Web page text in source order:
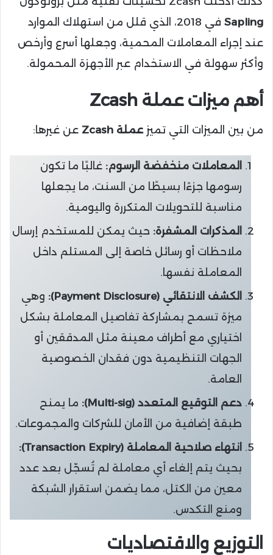
Sapling
في 2018، الذي قلل من استهلاك الموارد
عند إجراء المعاملات المحمية، وجعلها أسرع وأرخص
وأكثر سهولة في الاستخدام عبر الأجهزة المحمولة.
أهم ميزات عملة Zcash
من بين الميزات التي تميزعملة Zcash عن غيرها:
المعاملات منخفضة الرسوم: غالبًا ما تكون
رسومها جزءًا بسيطًا من السنت، ما يجعلها
مناسبة للتحويلات المتكررة واليومية.
المذكرات المشفرة: حيث يمكن للمستخدم إرسال
ملاحظات أو رسائل خاصة إلى المستلم داخل
المعاملة نفسها.
الكشف الانتقائي (Payment Disclosure):
وهي
ميزة تسمح بمشاركة تفاصيل المعاملة بشكل
اختياري مع أطراف معينة مثل المدققين أو
الجهات التنظيمية دون فقدان الخصوصية
العامة.
دعم التوقيع المتعدد (Multi-sig):
ما يمنح
طبقة إضافية من الأمان للشركات والمجموعات.
انتهاء صلاحية المعاملة (Transaction Expiry):
بحيث يتم إلغاء أي معاملة لم تُسجّل بعد عدد
معين من الكتل، مما يضمن استقرار الشبكة
ومنع التكدس.
التوزيع والاقتصاديات